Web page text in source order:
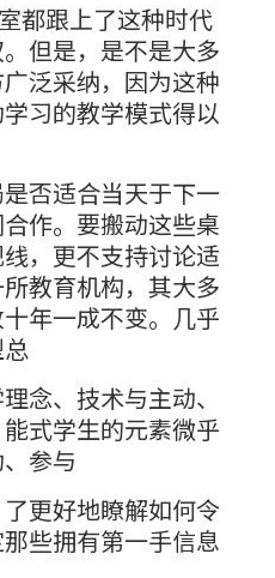
都跟上了这种时代
但是，是不是大多
泛采纳，因为这种
习的教学模式得以
否适合当天于下一
作。要搬动这些桌
，更不支持讨论适
教育机构，其大多
年一成不变。几乎
念、技术与主动、
式学生的元素微乎
参与
更好地瞭解如何令
些拥有第一手信息